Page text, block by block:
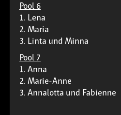
Pool 6
1. Lena
2. Maria
3. Linta und Minna
Pool 7
1. Anna
2. Marie-Anne
3. Annalotta und Fabienne